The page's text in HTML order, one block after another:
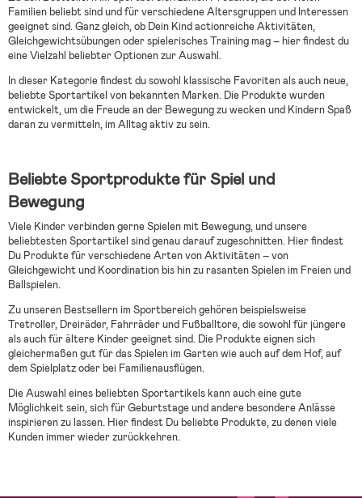
Familien beliebt sind und für verschiedene Altersgruppen und Interessen
geeignet sind. Ganz gleich, ob Dein Kind actionreiche Aktivitäten,
Gleichgewichtsübungen oder spielerisches Training mag – hier findest du
eine Vielzahl beliebter Optionen zur Auswahl.
In dieser Kategorie findest du sowohl klassische Favoriten als auch neue,
beliebte Sportartikel von bekannten Marken. Die Produkte wurden
entwickelt, um die Freude an der Bewegung zu wecken und Kindern Spaß
daran zu vermitteln, im Alltag aktiv zu sein.
Beliebte Sportprodukte für Spiel und
Bewegung
Viele Kinder verbinden gerne Spielen mit Bewegung, und unsere
beliebtesten Sportartikel sind genau darauf zugeschnitten. Hier findest
Du Produkte für verschiedene Arten von Aktivitäten – von
Gleichgewicht und Koordination bis hin zu rasanten Spielen im Freien und
Ballspielen.
Zu unseren Bestsellern im Sportbereich gehören beispielsweise
Tretroller, Dreiräder, Fahrräder und Fußballtore, die sowohl für jüngere
als auch für ältere Kinder geeignet sind. Die Produkte eignen sich
gleichermaßen gut für das Spielen im Garten wie auch auf dem Hof, auf
dem Spielplatz oder bei Familienausflügen.
Die Auswahl eines beliebten Sportartikels kann auch eine gute
Möglichkeit sein, sich für Geburtstage und andere besondere Anlässe
inspirieren zu lassen. Hier findest Du beliebte Produkte, zu denen viele
Kunden immer wieder zurückkehren.